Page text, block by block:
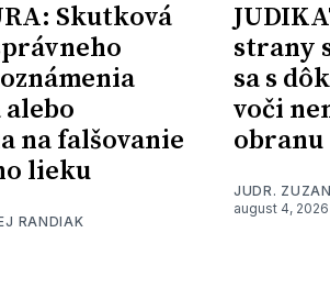
Skutková
na falšovanie
lieku
RANDIAK
strany
sa s
voči
obranu
JUDR.
august 4, 2026